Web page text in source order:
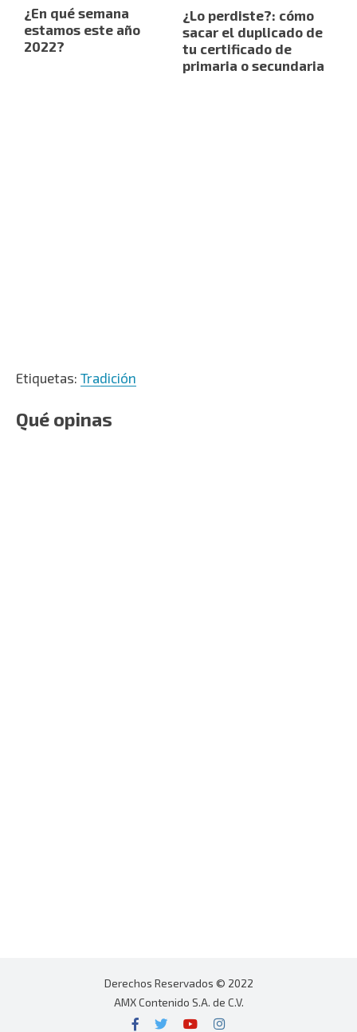
¿En qué semana
estamos este año
2022?
¿Lo perdiste?: cómo
sacar el duplicado de
tu certificado de
primaria o secundaria
Etiquetas: Tradición
Qué opinas
Derechos Reservados © 2022
AMX Contenido S.A. de C.V.